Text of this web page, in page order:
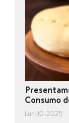
Consumo
Lun-10-2025